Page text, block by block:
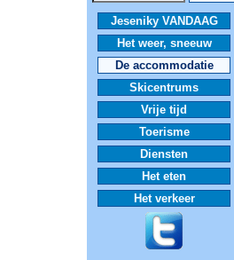
Jeseniky VANDAAG
Het weer, sneeuw
De accommodatie
Skicentrums
Vrije tijd
Toerisme
Diensten
Het eten
Het verkeer